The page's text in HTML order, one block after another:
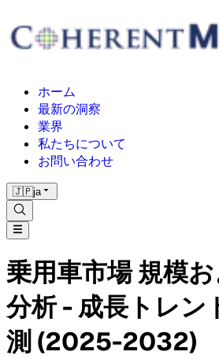
ホーム
最新の洞察
業界
私たちについて
お問い合わせ
🇯🇵ja
乗用車市場 規模
分析 - 成長トレン
測 (2025-2032)